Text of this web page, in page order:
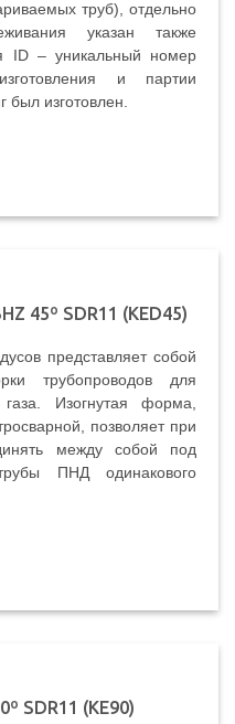
труб), отдельно
указан также
ID – уникальный номер
и партии
был изготовлен.
45º SDR11 (KED45)
представляет собой
трубопроводов для
Изогнутая форма,
позволяет при
между собой под
ПНД одинакового
SDR11 (KE90)